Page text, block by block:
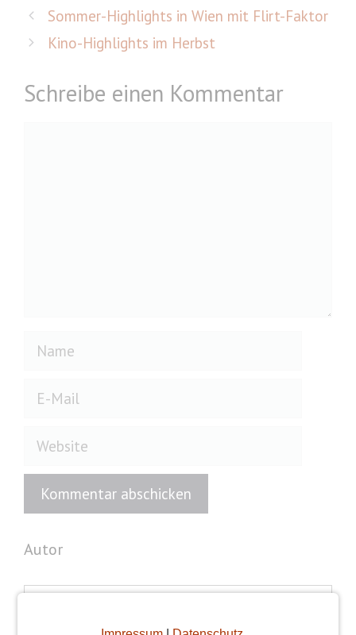
Sommer-Highlights in Wien mit Flirt-Faktor
Kino-Highlights im Herbst
Schreibe einen Kommentar
Name
Website
Autor